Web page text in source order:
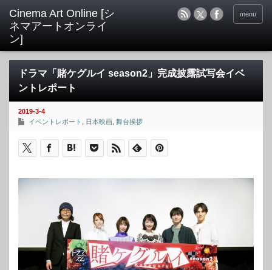
menu
ドラマ「賭ケグルイ season2」完成披露試写会イベ
ントレポート
2019-3-4
イベントレポート
日本映画 舞台挨拶